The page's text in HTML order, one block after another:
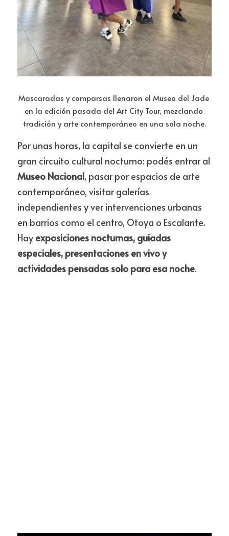
Mascaradas y comparsas llenaron el Museo del Jade
en la edición pasada del Art City Tour, mezclando
tradición y arte contemporáneo en una sola noche.
Por unas horas, la capital se convierte en un
Museo Nacional, pasar por espacios de arte
contemporáneo, visitar galerías
independientes y ver intervenciones urbanas
en barrios como el centro, Otoya o Escalante.
Hay exposiciones nocturnas, guiadas
especiales, presentaciones en vivo y
actividades pensadas solo para esa noche.